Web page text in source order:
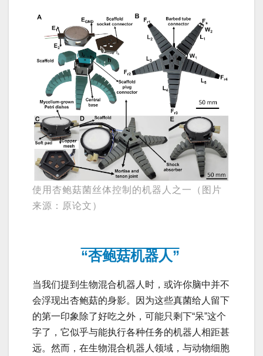
使用杏鲍菇菌丝体控制的机器人之一（图片
来源：原论文）
“杏鲍菇机器人”
当我们提到生物混合机器人时，或许你脑中并不
会浮现出杏鲍菇的身影。因为这些真菌给人留下
的第一印象除了好吃之外，可能只剩下“呆”这个
字了，它似乎与能执行各种任务的机器人相距甚
远。然而，在生物混合机器人领域，与动物细胞